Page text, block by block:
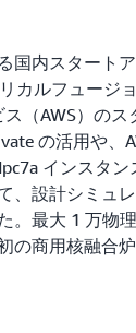
国内スタート
カルフュージ
（AWS）の
の活用や、
インスタン
、設計シミュ
。最大 1 万物
の商用核融合